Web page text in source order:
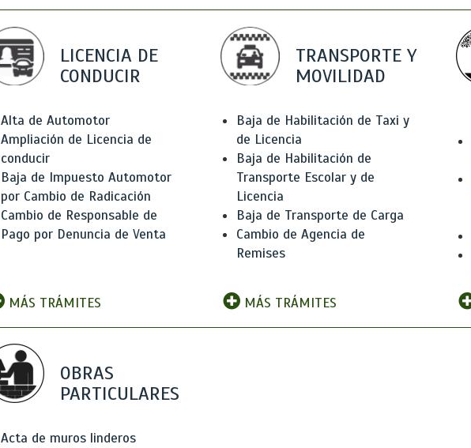
LICENCIA DE
CONDUCIR
Alta de Automotor
Ampliación de Licencia de
conducir
Baja de Impuesto Automotor
por Cambio de Radicación
Cambio de Responsable de
Pago por Denuncia de Venta
MÁS TRÁMITES
TRANSPORTE Y
MOVILIDAD
Baja de Habilitación de Taxi y
de Licencia
Baja de Habilitación de
Transporte Escolar y de
Licencia
Baja de Transporte de Carga
Cambio de Agencia de
Remises
MÁS TRÁMITES
OBRAS
PARTICULARES
Acta de muros linderos